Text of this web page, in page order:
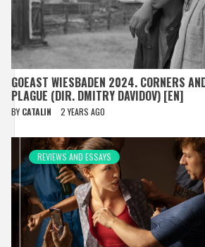
GOEAST WIESBADEN 2024. CORNERS
PLAGUE (DIR. DMITRY DAVIDOV) [EN]
BY CATALIN 2 YEARS AGO
REVIEWS AND ESSAYS